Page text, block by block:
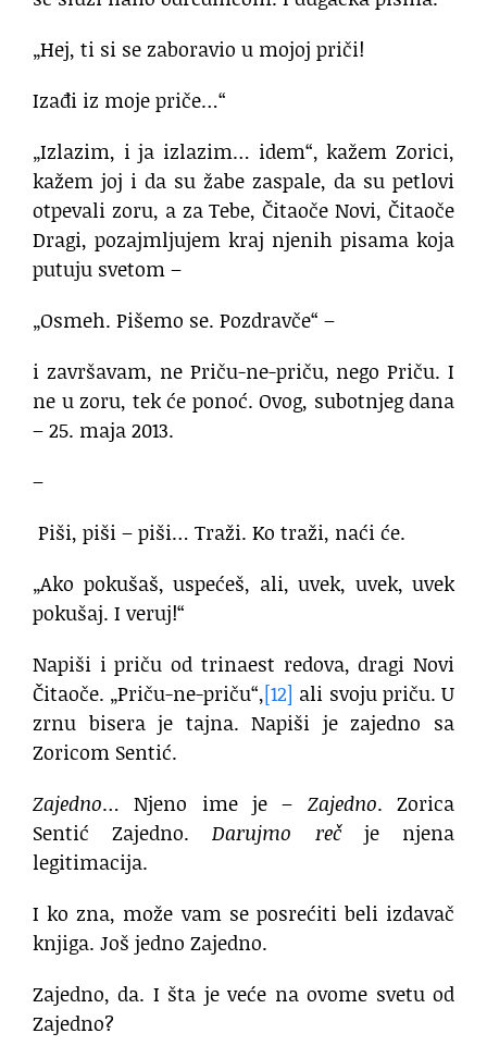
„Hej, ti si se zaboravio u mojoj priči!
Izađi iz moje priče…“
„Izlazim, i ja izlazim… idem“, kažem Zorici,
kažem joj i da su žabe zaspale, da su petlovi
otpevali zoru, a za Tebe, Čitaoče Novi, Čitaoče
Dragi, pozajmljujem kraj njenih pisama koja
putuju svetom –
„Osmeh. Pišemo se. Pozdravče“ –
i završavam, ne Priču-ne-priču, nego Priču. I
ne u zoru, tek će ponoć. Ovog, subotnjeg dana
– 25. maja 2013.
–
Piši, piši – piši… Traži. Ko traži, naći će.
„Ako pokušaš, uspećeš, ali, uvek, uvek, uvek
pokušaj. I veruj!“
Napiši i priču od trinaest redova, dragi Novi
Čitaoče. „Priču-ne-priču“,[12] ali svoju priču. U
zrnu bisera je tajna. Napiši je zajedno sa
Zoricom Sentić.
Zajedno… Njeno ime je – Zajedno. Zorica
Sentić Zajedno.Darujmo rečje njena
legitimacija.
I ko zna, može vam se posrećiti beli izdavač
knjiga. Još jedno Zajedno.
Zajedno, da. I šta je veće na ovome svetu od
Zajedno?